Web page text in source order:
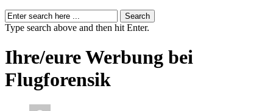
Type search above and then hit Enter.
Ihre/eure Werbung bei
Flugforensik